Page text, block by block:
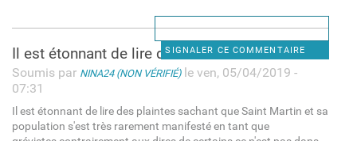
SIGNALER CE COMMENTAIRE
Il est étonnant de lire des
Soumis par NINA24 (NON VÉRIFIÉ)le ven, 05/04/2019 -
07:31
Il est étonnant de lire des plaintes sachant que Saint Martin et sa
population s'est très rarement manifesté en tant que